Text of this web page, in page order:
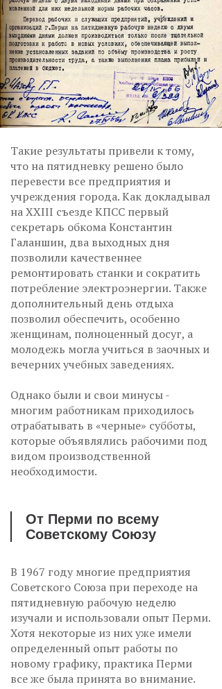
Такие результаты привели к тому,
что на пятидневку решено было
перевести все предприятия и
учреждения города. Как докладывал
на XXIII съезде КПСС первый
секретарь обкома Константин
Галаншин, два выходных дня
позволили качественнее
ремонтировать станки и сократить
потребление электроэнергии. Также
дополнительный день отдыха
позволил обеспечить, особенно
женщинам, полноценный досуг, а
молодежь могла учиться в заочных и
вечерних учебных заведениях.
Однако были и свои минусы -
многим работникам приходилось
отрабатывать в «черные» субботы,
которые объявлялись рабочими под
видом производственной
необходимости.
От Перми по всему
Советскому Союзу
В 1967 году многие предприятия
Советского Союза при переходе на
пятидневную рабочую неделю
изучали и использовали опыт Перми.
Хотя некоторые из них уже имели
определенный опыт работы по
новому графику, практика Перми
все же была принята во внимание.